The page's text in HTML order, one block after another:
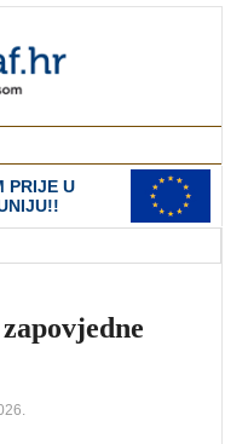
PRIJE U